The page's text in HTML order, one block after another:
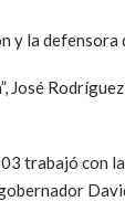
y la defensora
trabajó con